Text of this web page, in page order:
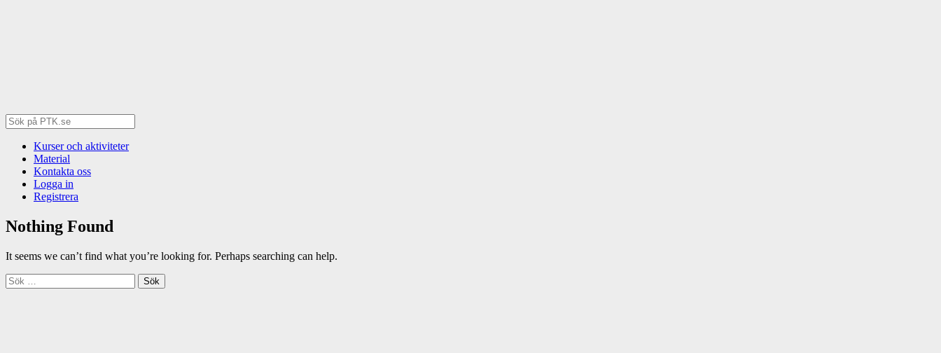
Kurser och aktiviteter
Material
Kontakta oss
Logga in
Registrera
Nothing Found
It seems we can’t find what you’re looking for. Perhaps searching can help.
Sök
efter: